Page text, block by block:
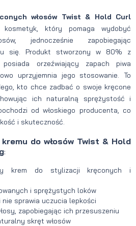
włosów Twist & Hold Curl
który pomaga wydobyć
jednocześnie zapobiegając
się. Produkt stworzony w 80% z
posiada orzeźwiający zapach piwa
uprzyjemnia jego stosowanie. To
kto chce zadbać o swoje kręcone
ich naturalną sprężystość i
od włoskiego producenta, co
i skuteczność.
do włosów Twist & Hold
:
krem do stylizacji kręconych i
i sprężystych loków
nie sprawia uczucia lepkości
zapobiegając ich przesuszeniu
skręt włosów